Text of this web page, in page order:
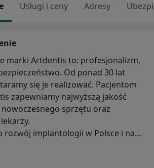
Usługi i ceny Adresy
marki Artdentis to: profesjonalizm,
Od ponad 30 lat
się je realizować. Pacjentom
zapewniamy najwyższą jakość
nowoczesnego sprzętu oraz
rozwój implantologii w Polsce i na
publikujemy w naukowych